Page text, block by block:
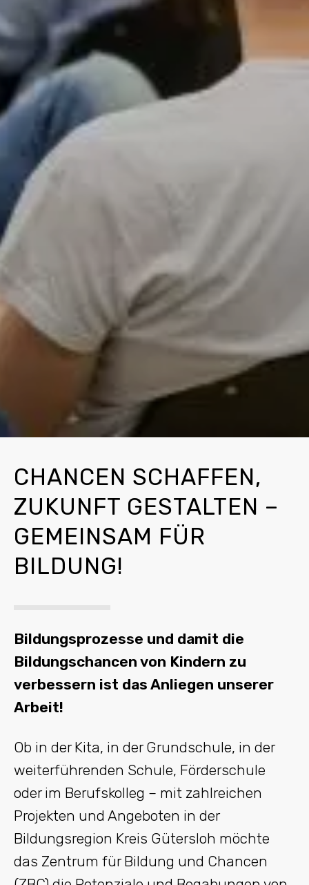
CHANCEN SCHAFFEN,
ZUKUNFT GESTALTEN –
GEMEINSAM FÜR
BILDUNG!
Bildungsprozesse und damit die
Bildungschancen von Kindern zu
verbessern ist das Anliegen unserer
Arbeit!
Ob in der Kita, in der Grundschule, in der
weiterführenden Schule, Förderschule
oder im Berufskolleg – mit zahlreichen
Projekten und Angeboten in der
Bildungsregion Kreis Gütersloh möchte
das Zentrum für Bildung und Chancen